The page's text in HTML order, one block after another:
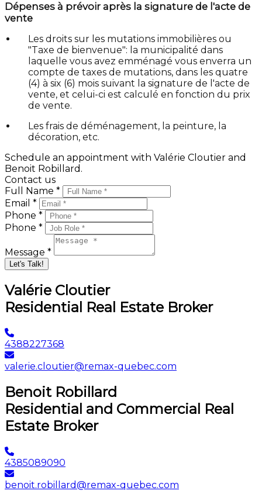
Dépenses à prévoir après la signature de l'acte de
vente
Les droits sur les mutations immobilières ou
"Taxe de bienvenue": la municipalité dans
laquelle vous avez emménagé vous enverra un
compte de taxes de mutations, dans les quatre
(4) à six (6) mois suivant la signature de l'acte de
vente, et celui-ci est calculé en fonction du prix
de vente.
Les frais de déménagement, la peinture, la
décoration, etc.
Schedule an appointment with Valérie Cloutier and
Benoit Robillard.
Contact us
Full Name *
Email *
Phone *
Phone *
Message *
Let's Talk!
Valérie Cloutier
Residential Real Estate Broker
4388227368
valerie.cloutier@remax-quebec.com
Benoit Robillard
Residential and Commercial Real
Estate Broker
4385089090
benoit.robillard@remax-quebec.com